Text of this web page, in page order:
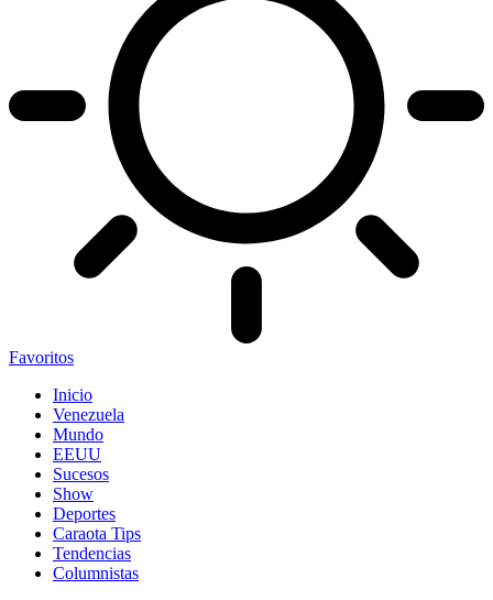
Favoritos
Inicio
Venezuela
Mundo
EEUU
Sucesos
Show
Deportes
Caraota Tips
Tendencias
Columnistas